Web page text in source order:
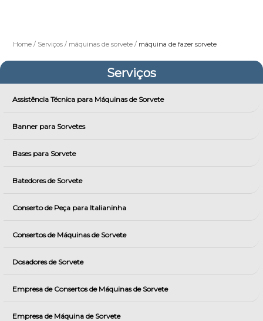
Home Serviços máquinas de sorvete máquina de fazer sorvete
Serviços
Assistência Técnica para Máquinas de Sorvete
Banner para Sorvetes
Bases para Sorvete
Batedores de Sorvete
Conserto de Peça para Italianinha
Consertos de Máquinas de Sorvete
Dosadores de Sorvete
Empresa de Consertos de Máquinas de Sorvete
Empresa de Máquina de Sorvete